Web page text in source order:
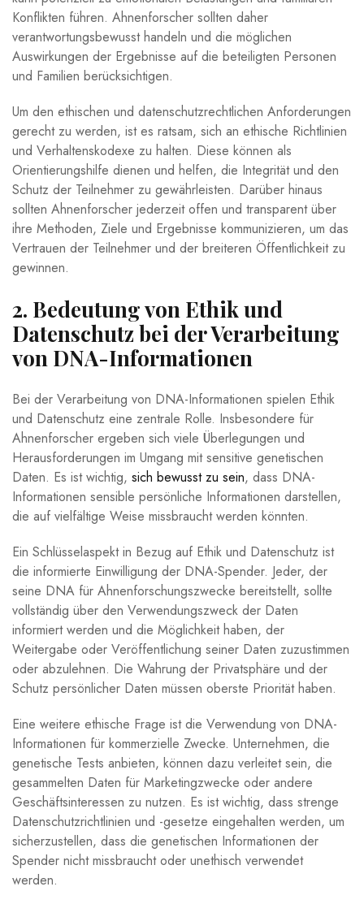
Konflikten führen. Ahnenforscher sollten daher
verantwortungsbewusst handeln und die möglichen
Auswirkungen der Ergebnisse auf die beteiligten Personen
und Familien berücksichtigen.
Um den ethischen und datenschutzrechtlichen Anforderungen
gerecht zu werden, ist es ratsam, sich an ethische Richtlinien
und Verhaltenskodexe zu halten. Diese können als
Orientierungshilfe dienen und helfen, die Integrität und den
Schutz der Teilnehmer zu gewährleisten. Darüber hinaus
sollten Ahnenforscher jederzeit offen und transparent über
ihre Methoden, Ziele und Ergebnisse kommunizieren, um das
Vertrauen der Teilnehmer und der breiteren Öffentlichkeit zu
gewinnen.
2. Bedeutung von Ethik und
Datenschutz bei der Verarbeitung
von DNA-Informationen
Bei der Verarbeitung von DNA-Informationen spielen Ethik
und Datenschutz eine zentrale Rolle. Insbesondere für
Ahnenforscher ergeben sich viele Überlegungen und
Herausforderungen im Umgang mit sensitive genetischen
Daten. Es ist wichtig, sich bewusst zu sein, dass DNA-
Informationen sensible persönliche Informationen darstellen,
die auf vielfältige Weise missbraucht werden könnten.
Ein Schlüsselaspekt in Bezug auf Ethik und Datenschutz ist
die informierte Einwilligung der DNA-Spender. Jeder, der
seine DNA für Ahnenforschungszwecke bereitstellt, sollte
vollständig über den Verwendungszweck der Daten
informiert werden und die Möglichkeit haben, der
Weitergabe oder Veröffentlichung seiner Daten zuzustimmen
oder abzulehnen. Die Wahrung der Privatsphäre und der
Schutz persönlicher Daten müssen oberste Priorität haben.
Eine weitere ethische Frage ist die Verwendung von DNA-
Informationen für kommerzielle Zwecke. Unternehmen, die
genetische Tests anbieten, können dazu verleitet sein, die
gesammelten Daten für Marketingzwecke oder andere
Geschäftsinteressen zu nutzen. Es ist wichtig, dass strenge
Datenschutzrichtlinien und -gesetze eingehalten werden, um
sicherzustellen, dass die genetischen Informationen der
Spender nicht missbraucht oder unethisch verwendet
werden.